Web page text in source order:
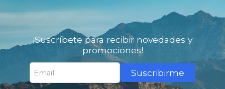
¡Suscríbete para recibir novedades y
promociones!
Suscribirme